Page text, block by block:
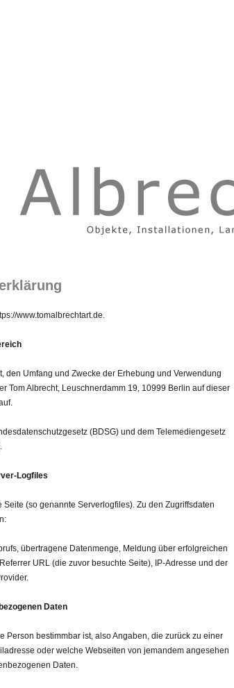
www.tomalbrechtart.de.
den Umfang und Zwecke der Erhebung und Verwendung
Tom Albrecht, Leuschnerdamm 19, 10999 Berlin auf dieser
(BDSG) und dem Telemediengesetz
Logfiles
(so genannte Serverlogfiles). Zu den Zugriffsdaten
übertragene Datenmenge, Meldung über erfolgreichen
URL (die zuvor besuchte Seite), IP-Adresse und der
Daten
bestimmbar ist, also Angaben, die zurück zu einer
oder welche Webseiten von jemandem angesehen
Daten.